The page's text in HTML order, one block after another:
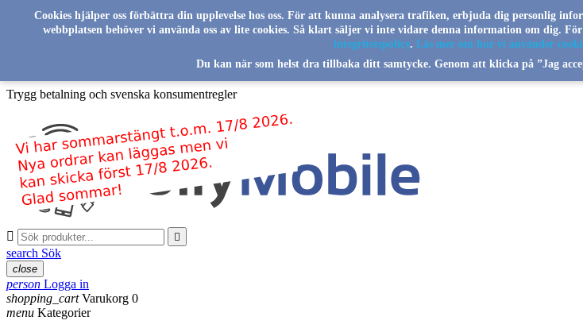
Skip to main content
Svenskt familjeföretag sedan 2016
Trygg betalning och svenska konsumentregler
 
search Sök
close
person Logga in
shopping_cart Varukorg 0
menu Kategorier
Cookies hjälper oss förbättra din upplevelse hos oss. För att kunna analysera trafiken, erbjuda dig personlig
webbplatsen behöver vi använda oss av lite cookies. Så klart säljer vi inte vidare denna information om dig.
integritetspolicy. Läs mer om hur vi använder
Du kan när som helst dra tillbaka ditt samtycke. Genom att klicka på ”Jag